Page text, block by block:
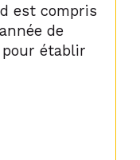
est compris
de
établir